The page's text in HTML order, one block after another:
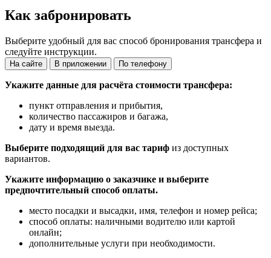
Как забронировать
Выберите удобный для вас способ бронирования трансфера и
следуйте инструкции.
На сайте В приложении По телефону
Укажите данные для расчёта стоимости трансфера:
пункт отправления и прибытия,
количество пассажиров и багажа,
дату и время выезда.
Выберите подходящий для вас тариф из доступных
вариантов.
Укажите информацию о заказчике и выберите
предпочтительный способ оплаты.
место посадки и высадки, имя, телефон и номер рейса;
способ оплаты: наличными водителю или картой
онлайн;
дополнительные услуги при необходимости.